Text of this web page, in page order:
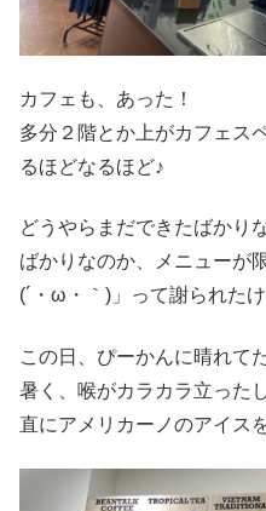
カフェも、あった！
多分２階とか上がカフェス
るほどなるほど♪
どうやらまだできたばかり
ばかりなのか、メニューが
(´・ω・｀)」って謝られた
この日、ぴーかんに晴れて
暑く、喉がカラカラ立った
直にアメリカーノのアイス